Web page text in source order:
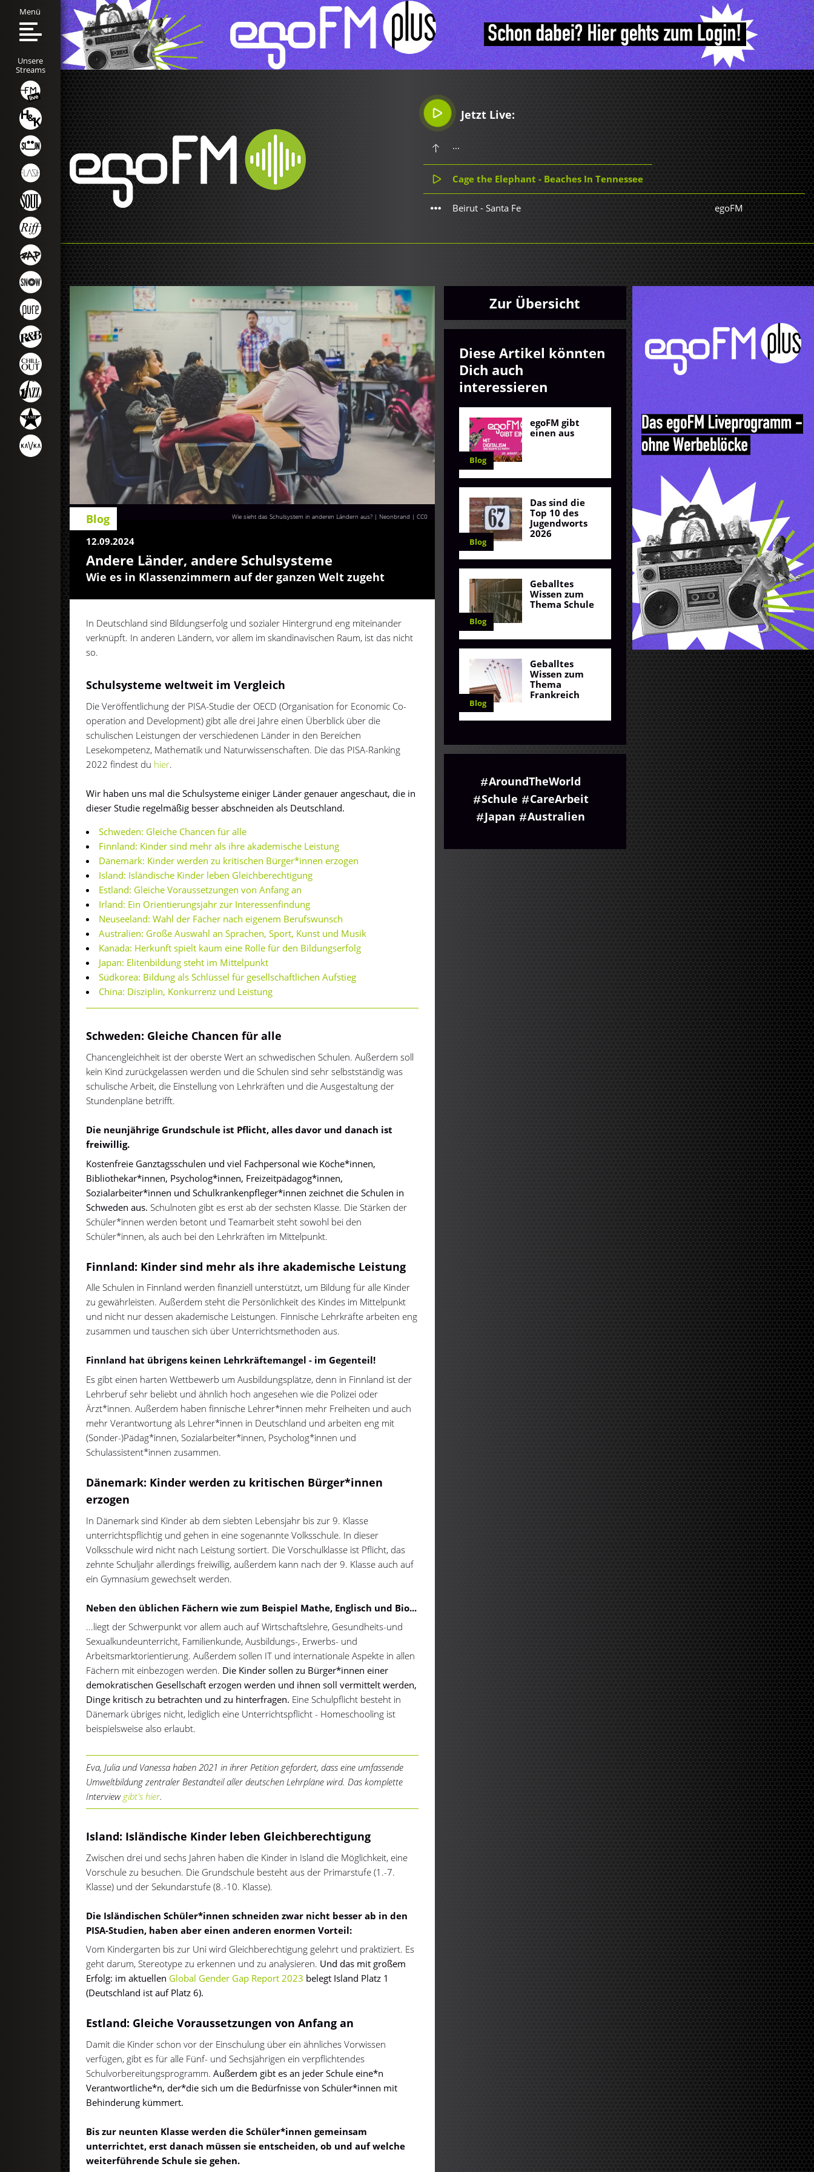
Jetzt Live:
...
Cage the Elephant - Beaches In Tennessee
Beirut - Santa Fe egoFM
Menü
Unsere
Streams
Wie sieht das Schulsystem in anderen Ländern aus? | Neonbrand | CC0
Blog
12.09.2024
Andere Länder, andere Schulsysteme
Wie es in Klassenzimmern auf der ganzen Welt zugeht
In Deutschland sind Bildungserfolg und sozialer Hintergrund eng miteinander
verknüpft. In anderen Ländern, vor allem im skandinavischen Raum, ist das nicht
so.
Schulsysteme weltweit im Vergleich
Die Veröffentlichung der PISA-Studie der OECD (Organisation for Economic Co-
operation and Development) gibt alle drei Jahre einen Überblick über die
schulischen Leistungen der verschiedenen Länder in den Bereichen
Lesekompetenz, Mathematik und Naturwissenschaften. Die das PISA-Ranking
2022 findest du hier.
Wir haben uns mal die Schulsysteme einiger Länder genauer angeschaut, die in
dieser Studie regelmäßig besser abschneiden als Deutschland.
Schweden: Gleiche Chancen für alle
Finnland: Kinder sind mehr als ihre akademische Leistung
Dänemark: Kinder werden zu kritischen Bürger*innen erzogen
Island: Isländische Kinder leben Gleichberechtigung
Estland: Gleiche Voraussetzungen von Anfang an
Irland: Ein Orientierungsjahr zur Interessenfindung
Neuseeland: Wahl der Fächer nach eigenem Berufswunsch
Australien: Große Auswahl an Sprachen, Sport, Kunst und Musik
Kanada: Herkunft spielt kaum eine Rolle für den Bildungserfolg
Japan: Elitenbildung steht im Mittelpunkt
Südkorea: Bildung als Schlüssel für gesellschaftlichen Aufstieg
China: Disziplin, Konkurrenz und Leistung
Schweden: Gleiche Chancen für alle
Chancengleichheit ist der oberste Wert an schwedischen Schulen. Außerdem soll
kein Kind zurückgelassen werden und die Schulen sind sehr selbstständig was
schulische Arbeit, die Einstellung von Lehrkräften und die Ausgestaltung der
Stundenpläne betrifft.
Die neunjährige Grundschule ist Pflicht, alles davor und danach ist
freiwillig.
Kostenfreie Ganztagsschulen und viel Fachpersonal wie Köche*innen,
Bibliothekar*innen, Psycholog*innen, Freizeitpädagog*innen,
Sozialarbeiter*innen und Schulkrankenpfleger*innen zeichnet die Schulen in
Schweden aus. Schulnoten gibt es erst ab der sechsten Klasse. Die Stärken der
Schüler*innen werden betont und Teamarbeit steht sowohl bei den
Schüler*innen, als auch bei den Lehrkräften im Mittelpunkt.
Finnland: Kinder sind mehr als ihre akademische Leistung
Alle Schulen in Finnland werden finanziell unterstützt, um Bildung für alle Kinder
zu gewährleisten. Außerdem steht die Persönlichkeit des Kindes im Mittelpunkt
und nicht nur dessen akademische Leistungen. Finnische Lehrkräfte arbeiten eng
zusammen und tauschen sich über Unterrichtsmethoden aus.
Finnland hat übrigens keinen Lehrkräftemangel - im Gegenteil!
Es gibt einen harten Wettbewerb um Ausbildungsplätze, denn in Finnland ist der
Lehrberuf sehr beliebt und ähnlich hoch angesehen wie die Polizei oder
Ärzt*innen. Außerdem haben finnische Lehrer*innen mehr Freiheiten und auch
mehr Verantwortung als Lehrer*innen in Deutschland und arbeiten eng mit
(Sonder-)Pädag*innen, Sozialarbeiter*innen, Psycholog*innen und
Schulassistent*innen zusammen.
Dänemark: Kinder werden zu kritischen Bürger*innen
erzogen
In Dänemark sind Kinder ab dem siebten Lebensjahr bis zur 9. Klasse
unterrichtspflichtig und gehen in eine sogenannte Volksschule. In dieser
Volksschule wird nicht nach Leistung sortiert. Die Vorschulklasse ist Pflicht, das
zehnte Schuljahr allerdings freiwillig, außerdem kann nach der 9. Klasse auch auf
ein Gymnasium gewechselt werden.
Neben den üblichen Fächern wie zum Beispiel Mathe, Englisch und Bio...
...liegt der Schwerpunkt vor allem auch auf Wirtschaftslehre, Gesundheits-und
Sexualkundeunterricht, Familienkunde, Ausbildungs-, Erwerbs- und
Arbeitsmarktorientierung. Außerdem sollen IT und internationale Aspekte in allen
Fächern mit einbezogen werden. Die Kinder sollen zu Bürger*innen einer
demokratischen Gesellschaft erzogen werden und ihnen soll vermittelt werden,
Dinge kritisch zu betrachten und zu hinterfragen. Eine Schulpflicht besteht in
Dänemark übriges nicht, lediglich eine Unterrichtspflicht - Homeschooling ist
beispielsweise also erlaubt.
Eva, Julia und Vanessa haben 2021 in ihrer Petition gefordert, dass eine umfassende
Umweltbildung zentraler Bestandteil aller deutschen Lehrpläne wird. Das komplette
Interviewgibt's hier.
Island: Isländische Kinder leben Gleichberechtigung
Zwischen drei und sechs Jahren haben die Kinder in Island die Möglichkeit, eine
Vorschule zu besuchen. Die Grundschule besteht aus der Primarstufe (1.-7.
Klasse) und der Sekundarstufe (8.-10. Klasse).
Die Isländischen Schüler*innen schneiden zwar nicht besser ab in den
PISA-Studien, haben aber einen anderen enormen Vorteil:
Vom Kindergarten bis zur Uni wird Gleichberechtigung gelehrt und praktiziert. Es
geht darum, Stereotype zu erkennen und zu analysieren. Und das mit großem
Erfolg: im aktuellen Global Gender Gap Report 2023 belegt Island Platz 1
(Deutschland ist auf Platz 6).
Estland: Gleiche Voraussetzungen von Anfang an
Damit die Kinder schon vor der Einschulung über ein ähnliches Vorwissen
verfügen, gibt es für alle Fünf- und Sechsjährigen ein verpflichtendes
Schulvorbereitungsprogramm.Außerdem gibt es an jeder Schule eine*n
Verantwortliche*n, der*die sich um die Bedürfnisse von Schüler*innen mit
Behinderung kümmert.
Bis zur neunten Klasse werden die Schüler*innen gemeinsam
unterrichtet, erst danach müssen sie entscheiden, ob und auf welche
weiterführende Schule sie gehen.
Zur Übersicht
Diese Artikel könnten
Dich auch
interessieren
Blog
egoFM gibt
einen aus
Blog
Das sind die
Top 10 des
Jugendworts
2026
Blog
Geballtes
Wissen zum
Thema Schule
Blog
Geballtes
Wissen zum
Thema
Frankreich
AroundTheWorld
Schule
CareArbeit
Japan
Australien